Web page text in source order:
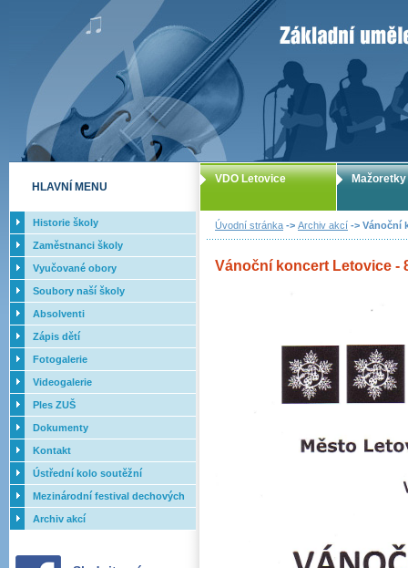
ZUŠ Letovice
Úvodní stránka -> Archiv akcí -> Vánoční
Vánoční koncert Letovice -
VDO Letovice Mažoretky
HLAVNÍ MENU
Historie školy
Zaměstnanci školy
Vyučované obory
Soubory naší školy
Absolventi
Zápis dětí
Fotogalerie
Videogalerie
Ples ZUŠ
Dokumenty
Kontakt
Ústřední kolo soutěžní
přehlídky dechových orchestrů
ZUŠ - 2017
Mezinárodní festival dechových
orchestrů - Letovice
Archiv akcí